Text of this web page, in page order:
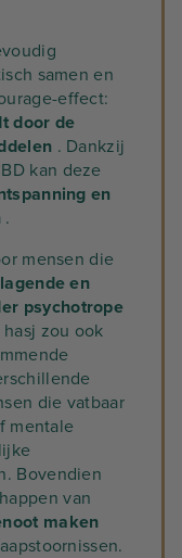
samen en
effect:
door de
. Dankzij
kan deze
en
.
mensen die
en
psychotrope
hasj zou ook
die vatbaar
mentale
Bovendien
van
maken